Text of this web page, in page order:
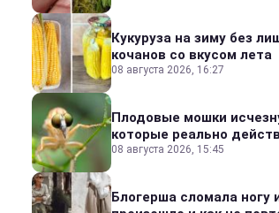
Кукуруза на зиму без
кочанов со вкусом лета
08 августа 2026, 16:27
Плодовые мошки
которые реально
08 августа 2026, 15:45
Блогерша сломала ногу